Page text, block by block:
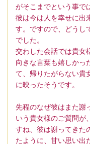
がそこまでという事で
彼は今は人を幸せに出
す。ですので、どうし
でした。
交わした会話では貴女
向きな言葉も嬉しかっ
て、帰りたがらない貴
に映ったそうです。
先程のなぜ彼はまた謝
いう貴女様のご質問が
すね、彼は謝ってきた
たように、甘い思い出